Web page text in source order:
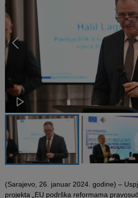
(Sarajevo, 26. januar 2024. godine) –
projekta „EU podrška reformama